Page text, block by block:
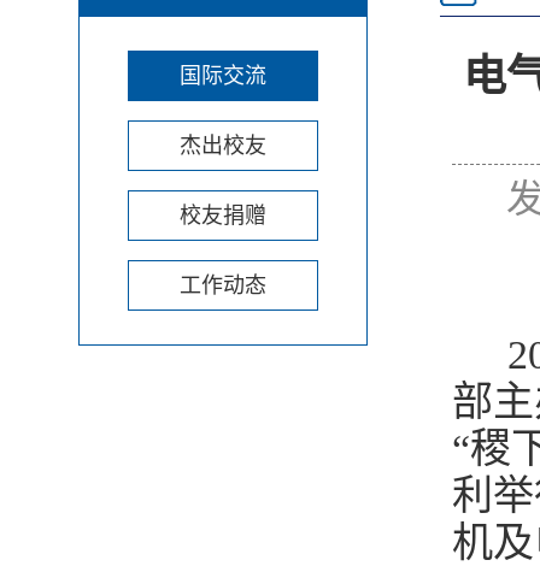
国际交流
杰出校友
校友捐赠
工作动态
电
部
“稷
利
机